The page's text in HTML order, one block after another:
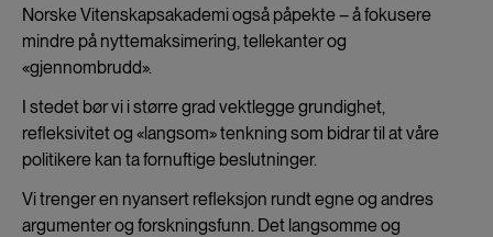
Norske Vitenskapsakademi også påpekte – å fokusere
mindre på nyttemaksimering, tellekanter og
«gjennombrudd».
I stedet bør vi i større grad vektlegge grundighet,
refleksivitet og «langsom» tenkning som bidrar til at våre
politikere kan ta fornuftige beslutninger.
Vi trenger en nyansert refleksjon rundt egne og andres
argumenter og forskningsfunn. Det langsomme og